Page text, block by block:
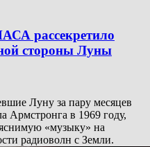
рассекретило
стороны Луны
Луну за пару месяцев
Армстронга в 1969 году,
«музыку» на
радиоволн с Земли.